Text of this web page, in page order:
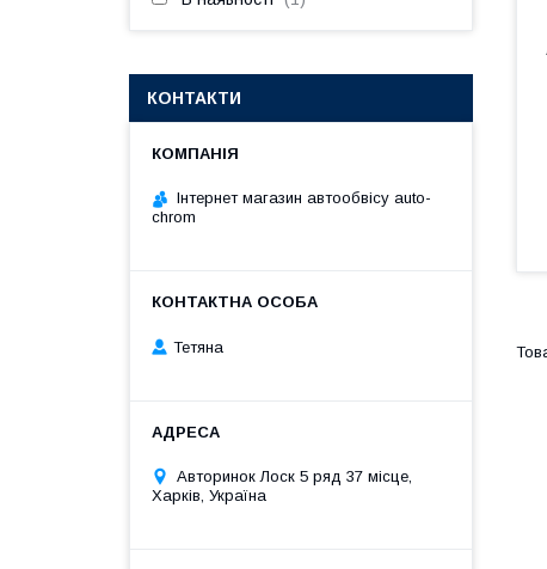
КОНТАКТИ
Інтернет магазин автообвісу auto-
chrom
Тетяна
Авторинок Лоск 5 ряд 37 місце,
Харків, Україна